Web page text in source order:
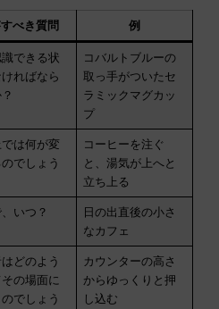
べき質問 例
できる状
ればなら
コバルトブルーの
取っ手がついたセ
ラミックマグカッ
プ
は何が変
でしょう
コーヒーを注ぐ
と、湯気が上へと
立ち上る
いつ？
日の出直後の小さ
なカフェ
どのよう
の場面に
でしょう
カウンターの高さ
からゆっくりと押
し込む